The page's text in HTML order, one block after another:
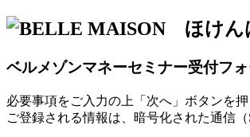
ベルメゾンマネーセミナー受付フ
必要事項をご入力の上「次へ」ボタンを押
ご登録される情報は、暗号化された通信